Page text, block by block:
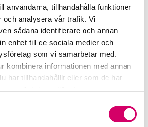
användarna, tillhandahålla funktioner
och analysera vår trafik. Vi
sådana identifierare och annan
enhet till de sociala medier och
som vi samarbetar med.
kombinera informationen med annan
har tillhandahållit eller som de har
konsulter